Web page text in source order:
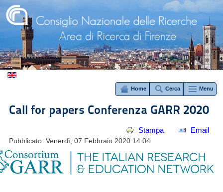
Home Cerca Menu
Call for papers Conferenza GARR 2020
Stampa Email
Pubblicato: Venerdì, 07 Febbraio 2020 14:04